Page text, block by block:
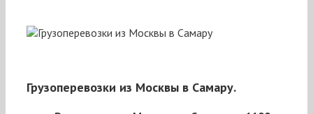
Грузоперевозки из Москвы в Самару.